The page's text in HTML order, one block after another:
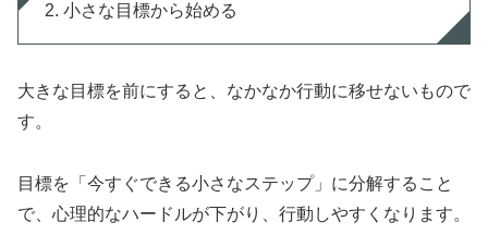
2. 小さな目標から始める
大きな目標を前にすると、なかなか行動に移せないもので
す。
目標を「今すぐできる小さなステップ」に分解すること
で、心理的なハードルが下がり、行動しやすくなります。